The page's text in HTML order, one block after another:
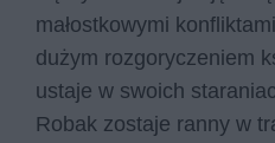
małostkowymi
dużym rozgoryczeniem
ustaje w swoich
Robak zostaje ranny w